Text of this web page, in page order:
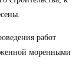
работ
моренными